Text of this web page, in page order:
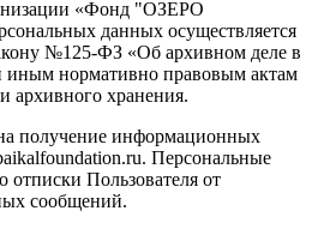
«Фонд "ОЗЕРО
данных осуществляется
№125-ФЗ «Об архивном деле в
иным нормативно правовым актам
архивного хранения.
получение информационных
Персональные
отписки Пользователя от
сообщений.